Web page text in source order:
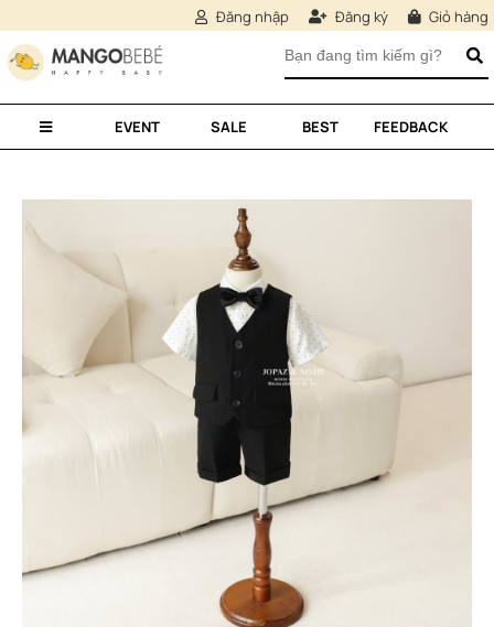
Đăng nhập Đăng ký Giỏ hàng
EVENT SALE BEST FEEDBACK